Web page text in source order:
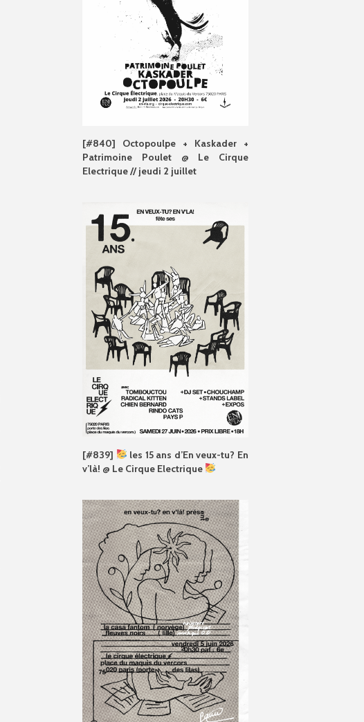
[#840] Octopoulpe + Kaskader +
Patrimoine Poulet @ Le Cirque
Electrique // jeudi 2 juillet
[#839]
les 15 ans d’En veux-tu? En
v’là! @ Le Cirque Electrique